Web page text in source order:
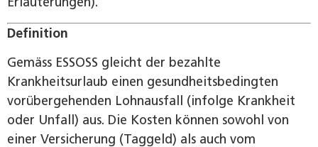
Definition
Gemäss ESSOSS gleicht der bezahlte
Krankheitsurlaub einen gesundheitsbedingten
vorübergehenden Lohnausfall (infolge Krankheit
oder Unfall) aus. Die Kosten können sowohl von
einer Versicherung (Taggeld) als auch vom